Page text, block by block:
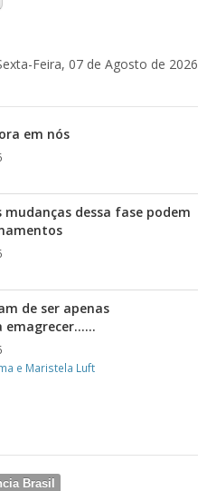
Feira, 07 de Agosto de 2026
em nós
dessa fase podem
de ser apenas
emagrecer……
e Maristela Luft
Brasil